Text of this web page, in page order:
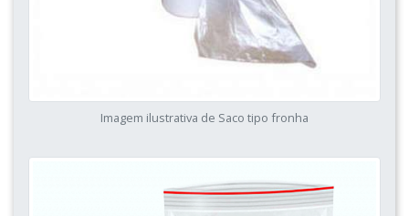
Imagem ilustrativa de Saco tipo fronha